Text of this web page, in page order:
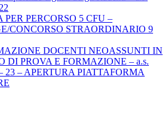
PER PERCORSO 5 CFU –
CONCORSO STRAORDINARIO 9
DOCENTI NEOASSUNTI IN
DI PROVA E FORMAZIONE – a.s.
23 – APERTURA PIATTAFORMA